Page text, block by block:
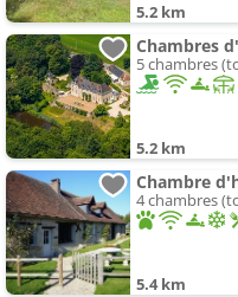
5.2 km
Chambres
5 chambres
5.2 km
Chambre
4 chambres
5.4 km